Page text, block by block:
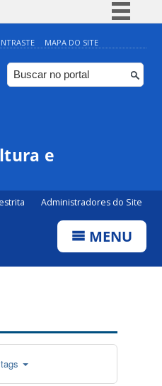
Simplifique!
Comunica BR
Participe
MAPA DO SITE
e
Administradores do Site
MENU
tags